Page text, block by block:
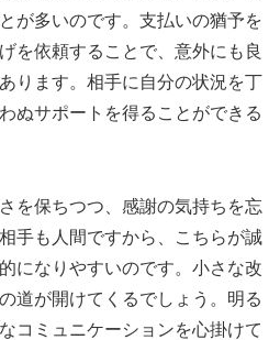
が多いのです。支払いの猶予を
を依頼することで、意外にも良
ります。相手に自分の状況を丁
ぬサポートを得ることができる
を保ちつつ、感謝の気持ちを忘
手も人間ですから、こちらが誠
になりやすいのです。小さな改
道が開けてくるでしょう。明る
コミュニケーションを心掛けて